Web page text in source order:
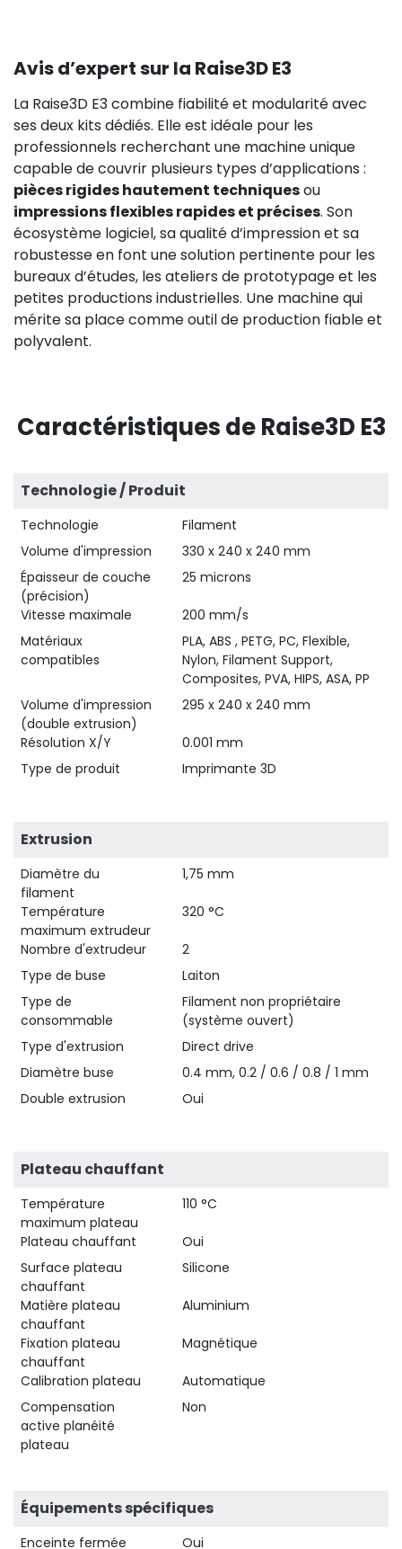
Avis d’expert sur la Raise3D E3
La Raise3D E3 combine fiabilité et modularité avec
ses deux kits dédiés. Elle est idéale pour les
professionnels recherchant une machine unique
capable de couvrir plusieurs types d’applications :
pièces rigides hautement techniquesou
impressions flexibles rapides et précises. Son
écosystème logiciel, sa qualité d’impression et sa
robustesse en font une solution pertinente pour les
bureaux d’études, les ateliers de prototypage et les
petites productions industrielles. Une machine qui
mérite sa place comme outil de production fiable et
polyvalent.
Caractéristiques de Raise3D E3
Technologie / Produit
Technologie
Filament
Volume d'impression
330 x 240 x 240 mm
Épaisseur de couche
(précision)
25 microns
Vitesse maximale
200 mm/s
Matériaux
compatibles
PLA, ABS , PETG, PC, Flexible,
Nylon, Filament Support,
Composites, PVA, HIPS, ASA, PP
Volume d'impression
(double extrusion)
295 x 240 x 240 mm
Résolution X/Y
0.001 mm
Type de produit
Imprimante 3D
Extrusion
Diamètre du
filament
1,75 mm
Température
maximum extrudeur
320 °C
Nombre d'extrudeur
2
Type de buse
Laiton
Type de
consommable
Filament non propriétaire
(système ouvert)
Type d'extrusion
Direct drive
Diamètre buse
0.4 mm, 0.2 / 0.6 / 0.8 / 1 mm
Double extrusion
Oui
Plateau chauffant
Température
maximum plateau
110 °C
Plateau chauffant
Oui
Surface plateau
chauffant
Silicone
Matière plateau
chauffant
Aluminium
Fixation plateau
chauffant
Magnétique
Calibration plateau
Automatique
Compensation
active planéité
plateau
Non
Équipements spécifiques
Enceinte fermée Oui